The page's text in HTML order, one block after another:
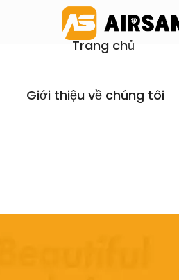
Trang chủ
Giới thiệu về chúng tôi